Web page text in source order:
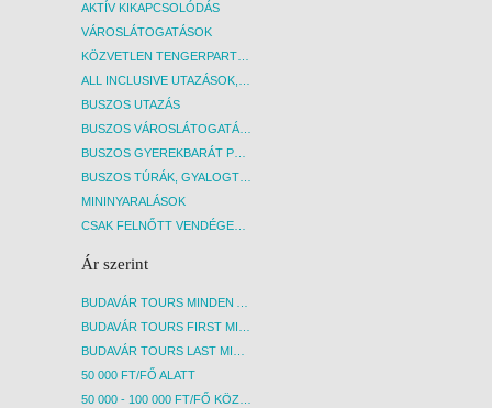
AKTÍV KIKAPCSOLÓDÁS
VÁROSLÁTOGATÁSOK
KÖZVETLEN TENGERPARTI SZÁLLÁSOK
ALL INCLUSIVE UTAZÁSOK, NYARALÁSOK
BUSZOS UTAZÁS
BUSZOS VÁROSLÁTOGATÁSOK
BUSZOS GYEREKBARÁT PROGRAMOK
BUSZOS TÚRÁK, GYALOGTÚRÁK
MININYARALÁSOK
CSAK FELNŐTT VENDÉGEKET FOGADÓ SZÁLLÁSOK
Ár szerint
BUDAVÁR TOURS MINDEN AKCIÓS ÚT
BUDAVÁR TOURS FIRST MINUTE AKCIÓS UTAK
BUDAVÁR TOURS LAST MINUTE AKCIÓS UTAK
50 000 FT/FŐ ALATT
50 000 - 100 000 FT/FŐ KÖZÖTT